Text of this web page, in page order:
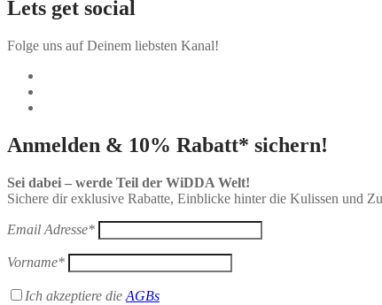
Lets get social
Folge uns auf Deinem liebsten Kanal!
Anmelden & 10% Rabatt* sichern!
Sei dabei – werde Teil der WiDDA Welt!
Sichere dir exklusive Rabatte, Einblicke hinter die Kulissen und
Email Adresse*
Vorname*
Ich akzeptiere die AGBs